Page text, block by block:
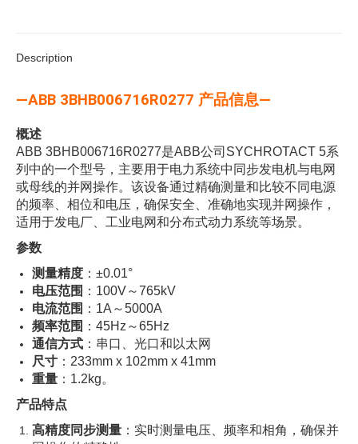
Description
—ABB 3BHB006716R0277 产品信息—
概述
ABB 3BHB006716R0277是ABB公司SYCHROTACT 5系
列中的一个型号，主要用于电力系统中同步发电机与电网
或母线的并网操作。该设备通过精确测量和比较不同电源
的频率、相位和电压，确保安全、准确地实现并网操作，
适用于发电厂、工业电网和分布式动力系统等场景。
参数
测量精度 ：±0.01°
电压范围 ：100V～765kV
电流范围 ：1A～5000A
频率范围 ：45Hz～65Hz
通信方式 ：串口、光口和以太网
尺寸 ：233mm x 102mm x 41mm
重量 ：1.2kg。
产品特点
高精度同步测量 ：实时测量电压、频率和相角，确保并